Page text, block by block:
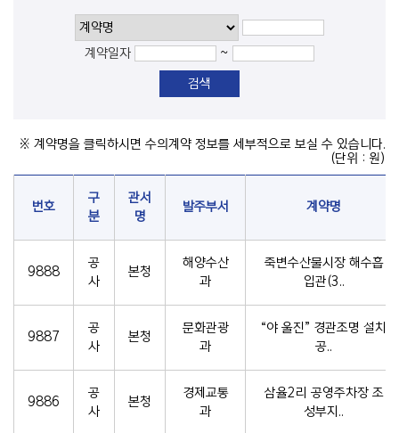
계약일자 ~
※ 계약명을 클릭하시면 수의계약 정보를 세부적으로 보실 수 있습니다.
(단위 : 원)
번호
구
분
관서
명
발주부서 계약명
9888
공
사
본청
해양수산
과
죽변수산물시장 해수흡
입관(3..
9887
공
사
본청
문화관광
과
“야 울진” 경관조명 설치
공..
9886
공
사
본청
경제교통
과
삼율2리 공영주차장 조
성부지..